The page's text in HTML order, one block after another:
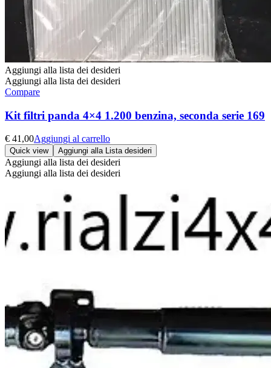
Aggiungi alla lista dei desideri
Aggiungi alla lista dei desideri
Compare
Kit filtri panda 4×4 1.200 benzina, seconda serie 169
€ 41,00Aggiungi al carrello
Quick view Aggiungi alla Lista desideri
Aggiungi alla lista dei desideri
Aggiungi alla lista dei desideri